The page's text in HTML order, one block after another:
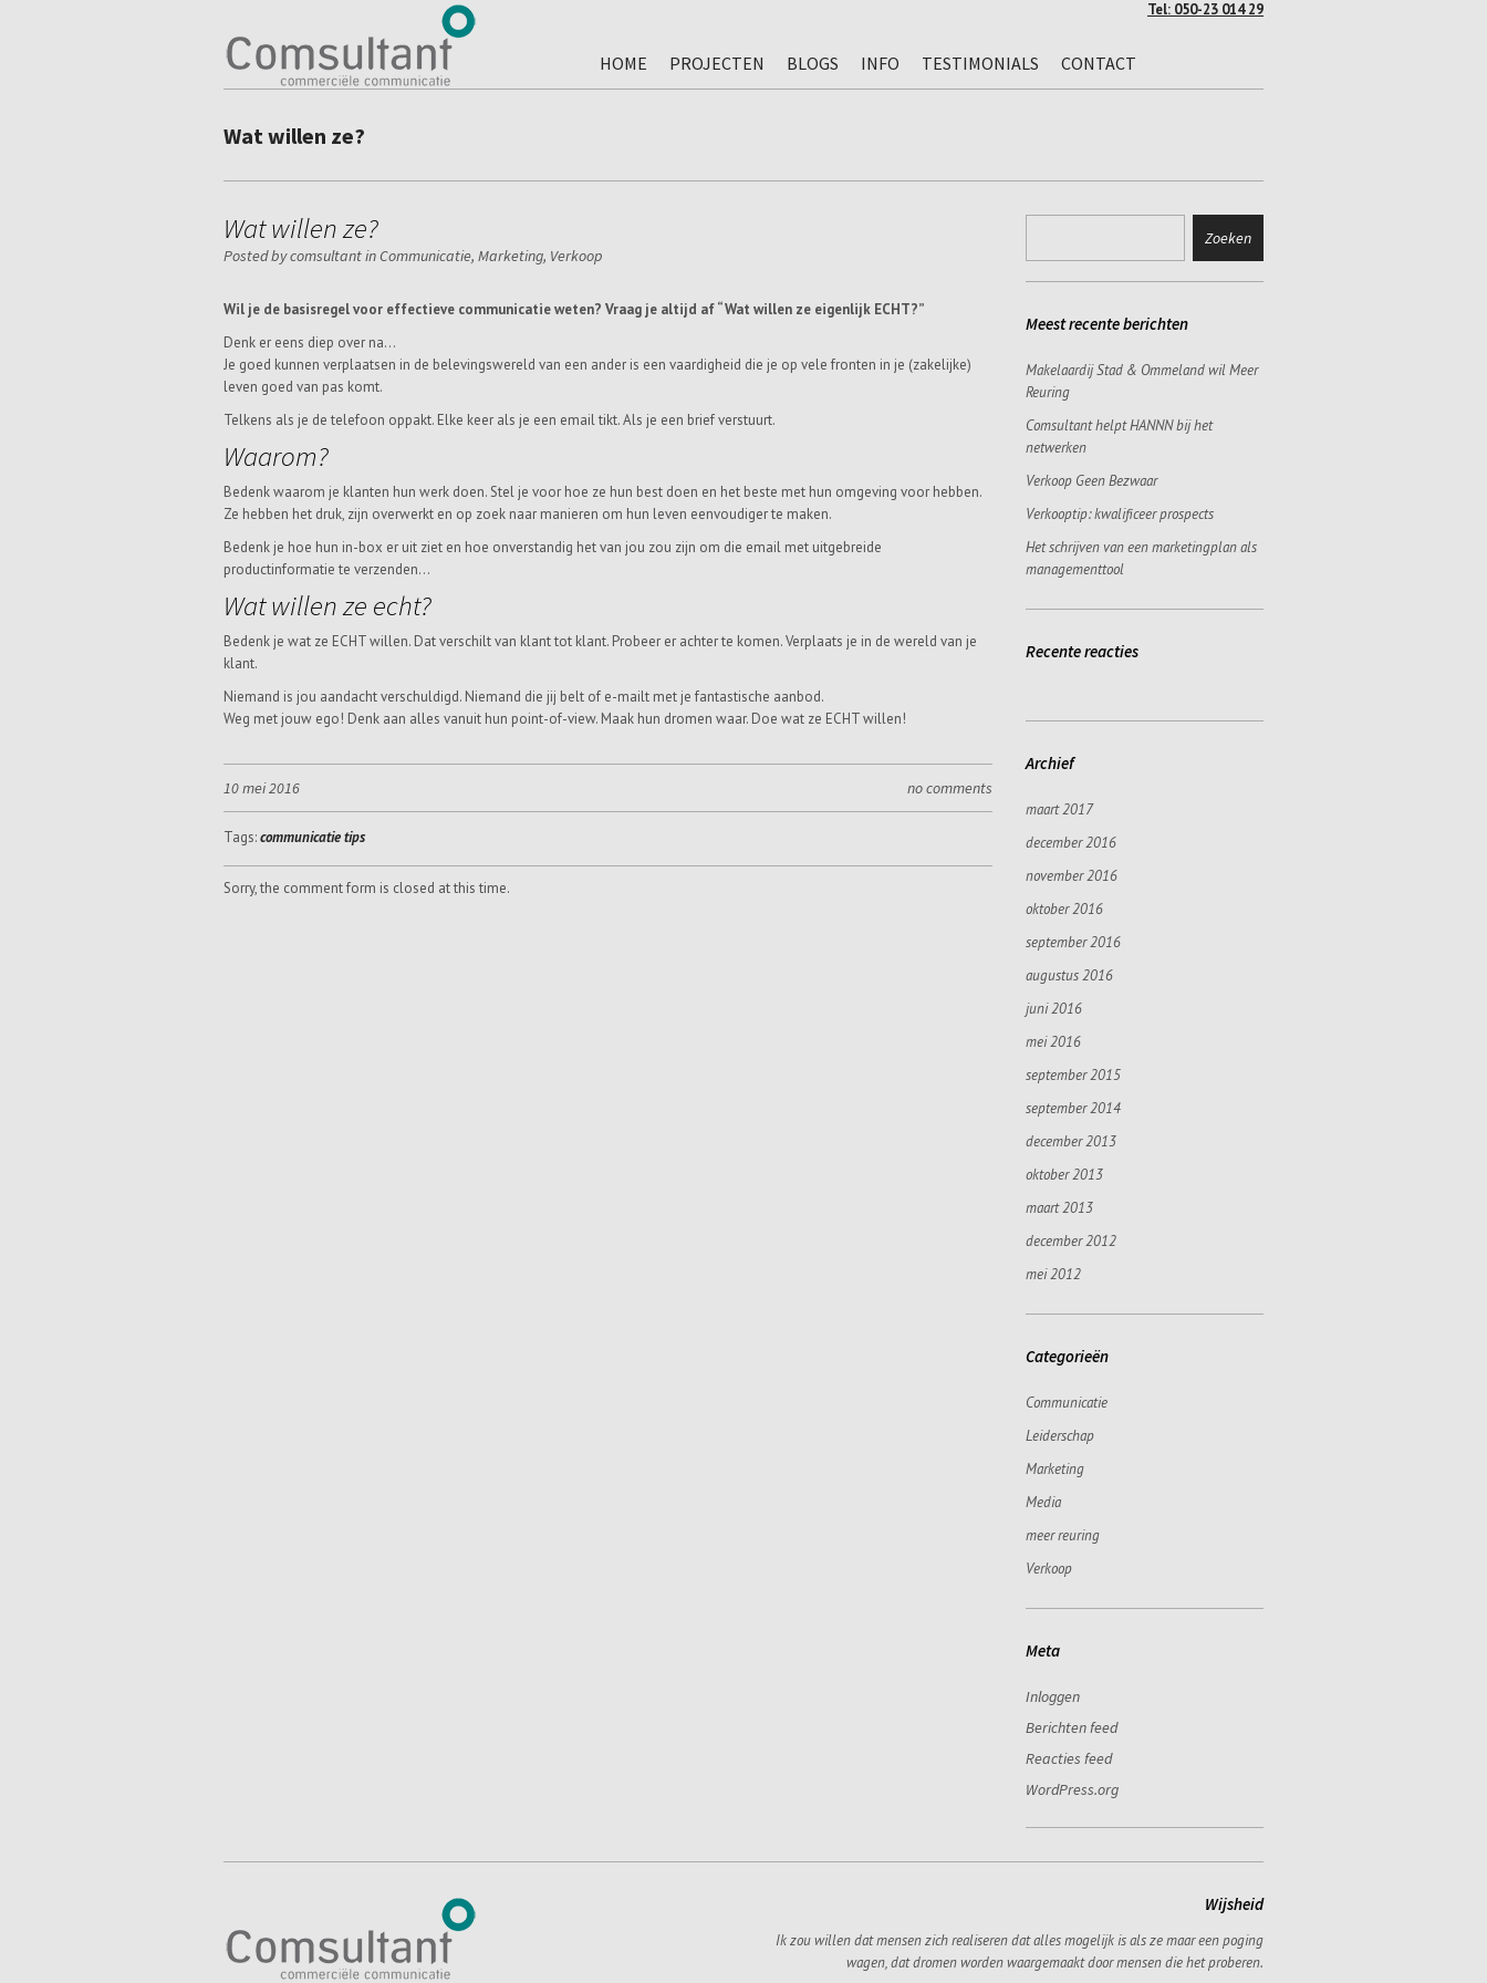
Tel: 050-23 014 29
HOME PROJECTEN BLOGS INFO TESTIMONIALS CONTACT
Wat willen ze?
Wat willen ze?
Posted by comsultant inCommunicatie, Marketing, Verkoop
Wil je de basisregel voor effectieve communicatie weten? Vraag je altijd af “Wat willen ze eigenlijk ECHT?”
Denk er eens diep over na…
Je goed kunnen verplaatsen in de belevingswereld van een ander is een vaardigheid die je op vele fronten in je (zakelijke)
leven goed van pas komt.
Telkens als je de telefoon oppakt. Elke keer als je een email tikt. Als je een brief verstuurt.
Waarom?
Bedenk waarom je klanten hun werk doen. Stel je voor hoe ze hun best doen en het beste met hun omgeving voor hebben.
Ze hebben het druk, zijn overwerkt en op zoek naar manieren om hun leven eenvoudiger te maken.
Bedenk je hoe hun in-box er uit ziet en hoe onverstandig het van jou zou zijn om die email met uitgebreide
productinformatie te verzenden…
Wat willen ze echt?
Bedenk je wat ze ECHT willen. Dat verschilt van klant tot klant. Probeer er achter te komen. Verplaats je in de wereld van je
klant.
Niemand is jou aandacht verschuldigd. Niemand die jij belt of e-mailt met je fantastische aanbod.
Weg met jouw ego! Denk aan alles vanuit hun point-of-view. Maak hun dromen waar. Doe wat ze ECHT willen!
10 mei 2016 no comments
Tags:communicatie tips
Sorry, the comment form is closed at this time.
Meest recente berichten
Makelaardij Stad & Ommeland wil Meer
Reuring
Comsultant helpt HANNN bij het
netwerken
Verkoop Geen Bezwaar
Verkooptip: kwalificeer prospects
Het schrijven van een marketingplan als
managementtool
Recente reacties
Archief
maart 2017
december 2016
november 2016
oktober 2016
september 2016
augustus 2016
juni 2016
mei 2016
september 2015
september 2014
december 2013
oktober 2013
maart 2013
december 2012
mei 2012
Categorieën
Communicatie
Leiderschap
Marketing
Media
meer reuring
Verkoop
Meta
Inloggen
Berichten feed
Reacties feed
WordPress.org
Wijsheid
Ik zou willen dat mensen zich realiseren dat alles mogelijk is als ze maar een poging
wagen, dat dromen worden waargemaakt door mensen die het proberen.